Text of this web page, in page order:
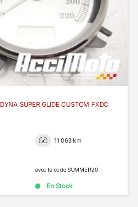
SUPER GLIDE CUSTOM FXDC
11 063 km
avec le code SUMMER20
En Stock